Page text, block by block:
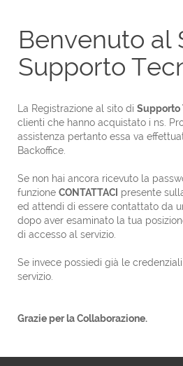
Benvenuto al
Supporto
La Registrazione al sito di Supporto
clienti che hanno acquistato i ns.
assistenza pertanto essa va
Backoffice.
Se non hai ancora ricevuto la
funzione CONTATTACI presente
ed attendi di essere contattato da
dopo aver esaminato la tua
di accesso al servizio.
Se invece possiedi già le
servizio.
Grazie per la Collaborazione.